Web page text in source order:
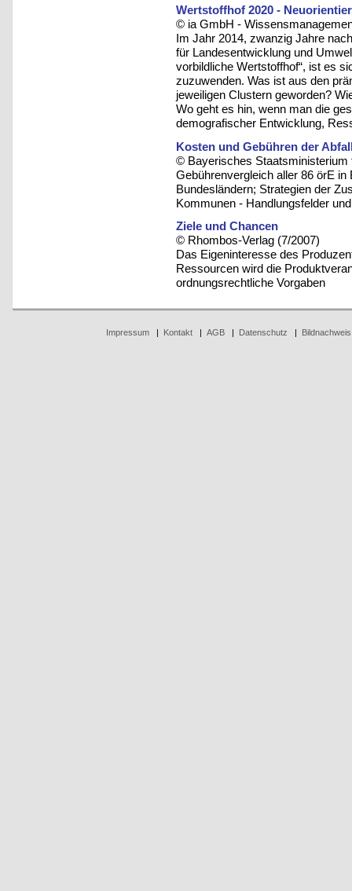
Wertstoffhof 2020 -
© ia GmbH -
Im Jahr 2014, zwanzig Jahre
für Landesentwicklung und
vorbildliche Wertstoffhof“, ist es
zuzuwenden. Was ist aus den
jeweiligen Clustern geworden?
Wo geht es hin, wenn man die
demografischer Entwicklung,
Kosten und Gebühren der
© Bayerisches Staatsministerium
Gebührenvergleich aller 86 örE in
Bundesländern; Strategien der
Kommunen - Handlungsfelder
Ziele und Chancen
© Rhombos-Verlag (7/2007)
Das Eigeninteresse des
Ressourcen wird die
ordnungsrechtliche Vorgaben
Impressum| Kontakt| AGB| Datenschutz Bildnachweis